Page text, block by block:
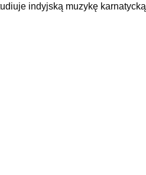
indyjską muzykę karnatycką